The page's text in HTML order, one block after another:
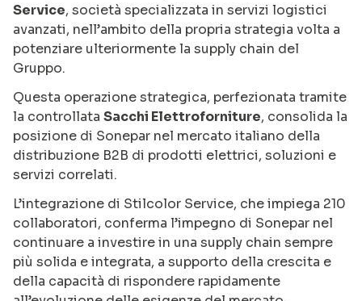
Service, società specializzata in servizi logistici
avanzati, nell’ambito della propria strategia volta a
potenziare ulteriormente la supply chain del
Gruppo.
Questa operazione strategica, perfezionata tramite
la controllata Sacchi Elettroforniture, consolida la
posizione di Sonepar nel mercato italiano della
distribuzione B2B di prodotti elettrici, soluzioni e
servizi correlati.
L’integrazione di Stilcolor Service, che impiega 210
collaboratori, conferma l’impegno di Sonepar nel
continuare a investire in una supply chain sempre
più solida e integrata, a supporto della crescita e
della capacità di rispondere rapidamente